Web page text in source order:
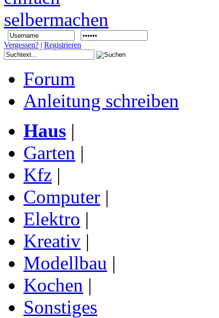
Vergessen? | Registrieren
Forum
Anleitung schreiben
Haus |
Garten |
Kfz |
Computer |
Elektro |
Kreativ |
Modellbau |
Kochen |
Sonstiges